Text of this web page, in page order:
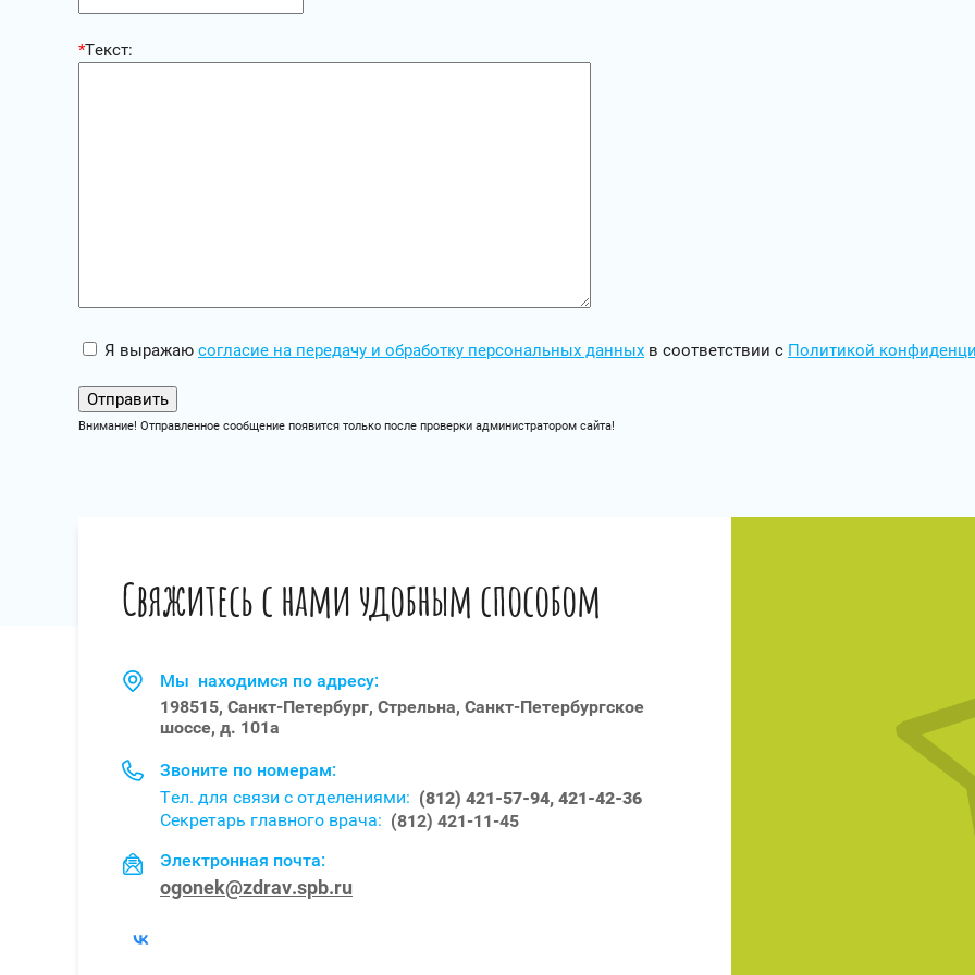
*Текст:
Я выражаю согласие на передачу и обработку персональных данных в соответствии с Политикой
Внимание! Отправленное сообщение появится только после проверки администратором сайта!
Свяжитесь с нами удобным способом
Мы находимся по адресу:
198515, Санкт-Петербург, Стрельна, Санкт-Петербургское
шоссе, д. 101а
Звоните по номерам:
(812) 421-57-94, 421-42-36
Тел. для связи с отделениями:
(812) 421-11-45
Секретарь главного врача:
Электронная почта:
ogonek@zdrav.spb.ru